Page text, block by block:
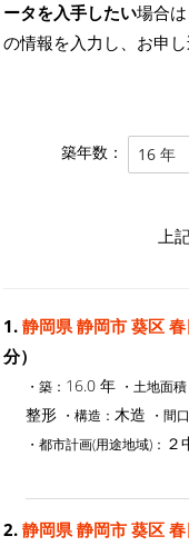
ータを入手したい場合
の情報を入力し、お申し
築年数： 16 年
上
1. 静岡県 静岡市 葵区
分）
・築： 16.0 年 ・土地面積
整形 ・構造： 木造 ・間
・都市計画(用途地域)：
2. 静岡県 静岡市 葵区 春